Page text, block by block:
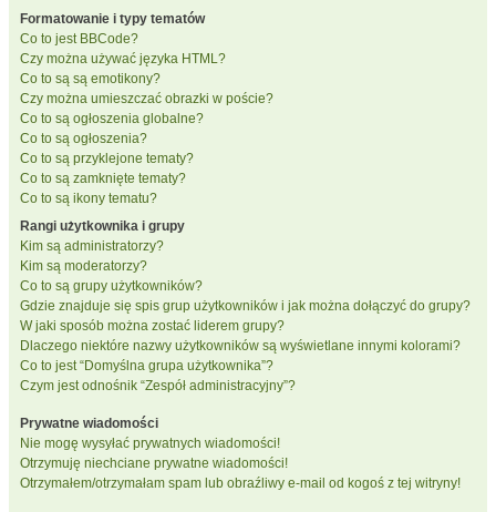
Formatowanie i typy tematów
Co to jest BBCode?
Czy można używać języka HTML?
Co to są są emotikony?
Czy można umieszczać obrazki w poście?
Co to są ogłoszenia globalne?
Co to są ogłoszenia?
Co to są przyklejone tematy?
Co to są zamknięte tematy?
Co to są ikony tematu?
Rangi użytkownika i grupy
Kim są administratorzy?
Kim są moderatorzy?
Co to są grupy użytkowników?
Gdzie znajduje się spis grup użytkowników i jak można dołączyć do grupy?
W jaki sposób można zostać liderem grupy?
Dlaczego niektóre nazwy użytkowników są wyświetlane innymi kolorami?
Co to jest “Domyślna grupa użytkownika”?
Czym jest odnośnik “Zespół administracyjny”?
Prywatne wiadomości
Nie mogę wysyłać prywatnych wiadomości!
Otrzymuję niechciane prywatne wiadomości!
Otrzymałem/otrzymałam spam lub obraźliwy e-mail od kogoś z tej witryny!